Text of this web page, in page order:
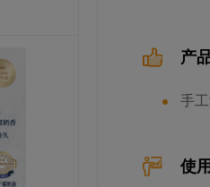
产
手
使